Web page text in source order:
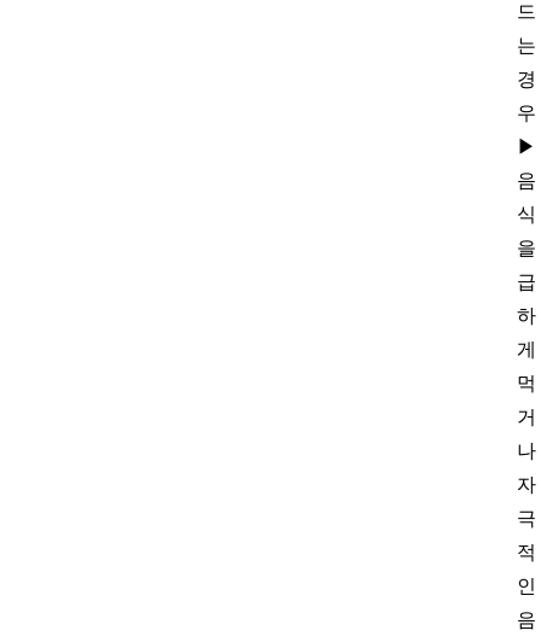
드
는
경
우
▶
음
식
을
급
하
게
먹
거
나
자
극
적
인
음